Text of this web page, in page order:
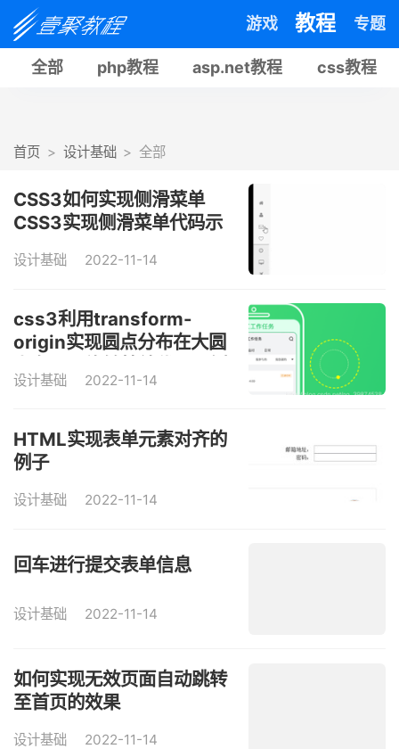
游戏 教程 专题
全部 php教程 asp.net教程 css教程
首页 设计基础 全部
CSS3如何实现侧滑菜单
CSS3实现侧滑菜单代码示
设计基础 2022-11-14
css3利用transform-
origin实现圆点分布在大圆
设计基础 2022-11-14
HTML实现表单元素对齐的
例子
设计基础 2022-11-14
回车进行提交表单信息
设计基础 2022-11-14
如何实现无效页面自动跳转
至首页的效果
设计基础 2022-11-14